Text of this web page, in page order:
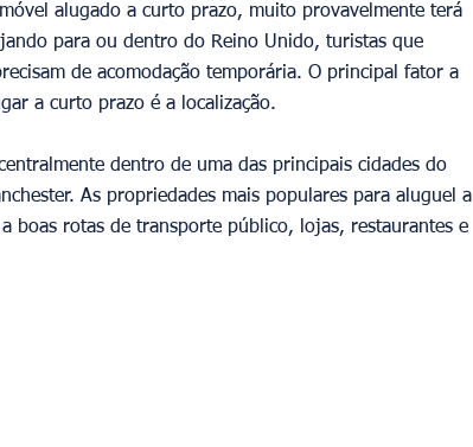
alugado a curto prazo, muito provavelmente terá
para ou dentro do Reino Unido, turistas que
de acomodação temporária. O principal fator a
a curto prazo é a localização.
dentro de uma das principais cidades do
As propriedades mais populares para aluguel a
boas rotas de transporte público, lojas, restaurantes e